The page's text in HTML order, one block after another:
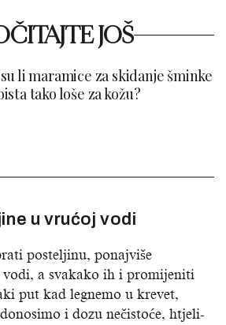
JOŠ
li maramice za skidanje šminke
tako loše za kožu?
u vrućoj vodi
posteljinu, ponajviše
vodi, a svakako ih i promijeniti
put kad legnemo u krevet,
i dozu nečistoće, htjeli-